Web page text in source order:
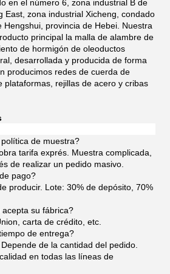
en el número 6, zona industrial B de
East, zona industrial Xicheng, condado
Hengshui, provincia de Hebei. Nuestra
principal la malla de alambre de
de hormigón de oleoductos
desarrollada y producida de forma
producimos redes de cuerda de
plataformas, rejillas de acero y cribas
de muestra?
tarifa exprés. Muestra complicada,
de realizar un pedido masivo.
pago?
producir. Lote: 30% de depósito, 70%
su fábrica?
carta de crédito, etc.
de entrega?
de la cantidad del pedido.
en todas las líneas de